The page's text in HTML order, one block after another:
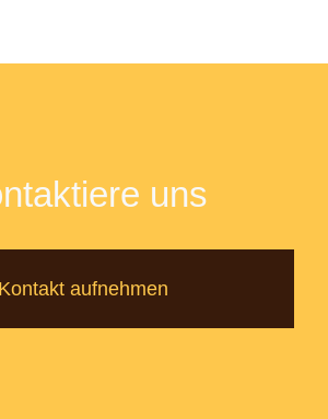
uns
Kontakt aufnehmen